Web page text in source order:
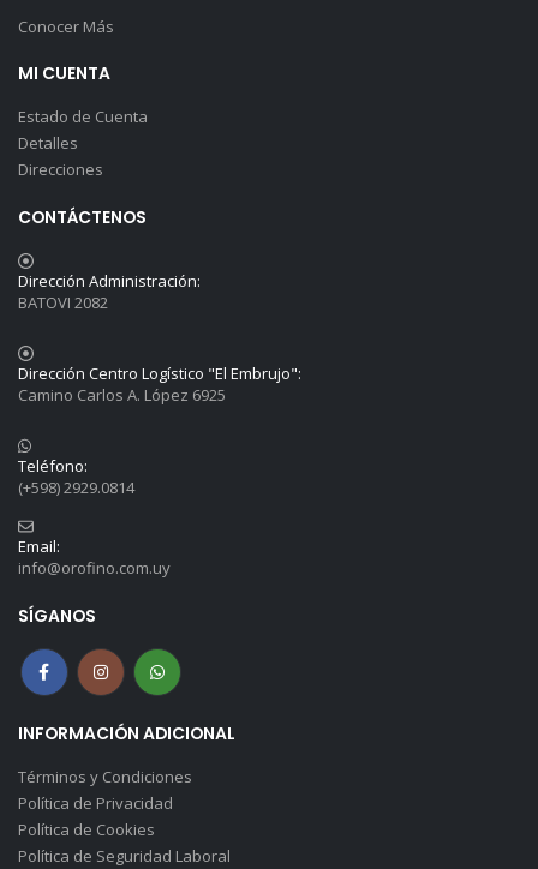
Conocer Más
MI CUENTA
Estado de Cuenta
Detalles
Direcciones
CONTÁCTENOS
Dirección Administración:
BATOVI 2082
Dirección Centro Logístico "El Embrujo":
Camino Carlos A. López 6925
Teléfono:
(+598) 2929.0814
Email:
info@orofino.com.uy
SÍGANOS
INFORMACIÓN ADICIONAL
Términos y Condiciones
Política de Privacidad
Política de Cookies
Política de Seguridad Laboral